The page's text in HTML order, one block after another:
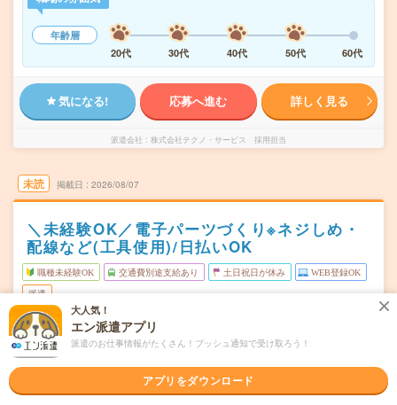
年齢層
20代
30代 40代 50代 60代
気になる! 応募へ進む 詳しく見る
派遣会社 株式会社テクノ・サービス 採用担当
未読 掲載日 2026/08/07
＼未経験OK／電子パーツづくり※ネジしめ・
配線など(工具使用)/日払いOK
職種未経験OK 交通費別途支給あり 土日祝日が休み WEB登録OK
派遣
勤務地
岩手県奥州市
水沢江刺駅から車10分
月～金
8:30～17:15 ※研修期間(最大2週間)あり
大人気！
エン派遣アプリ
派遣のお仕事情報がたくさん！プッシュ通知で受け取ろう！
アプリをダウンロード